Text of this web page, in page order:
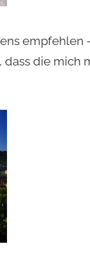
empfehlen
die mich